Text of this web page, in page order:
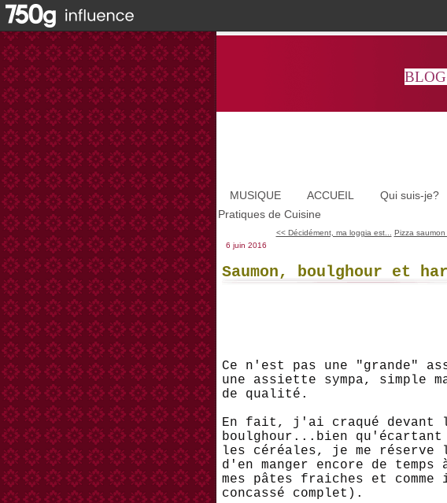
MUSIQUE ACCUEIL Qui suis-je?
Pratiques de Cuisine
<< Décidément, ma loggia est...
Pizza
6 juin 2016
Saumon, boulghour et
Ce n'est pas une "grande"
une assiette sympa, simple
de qualité.
En fait, j'ai craqué devant
boulghour...bien
les céréales, je me
d'en manger encore de
mes pâtes fraiches et
concassé complet).